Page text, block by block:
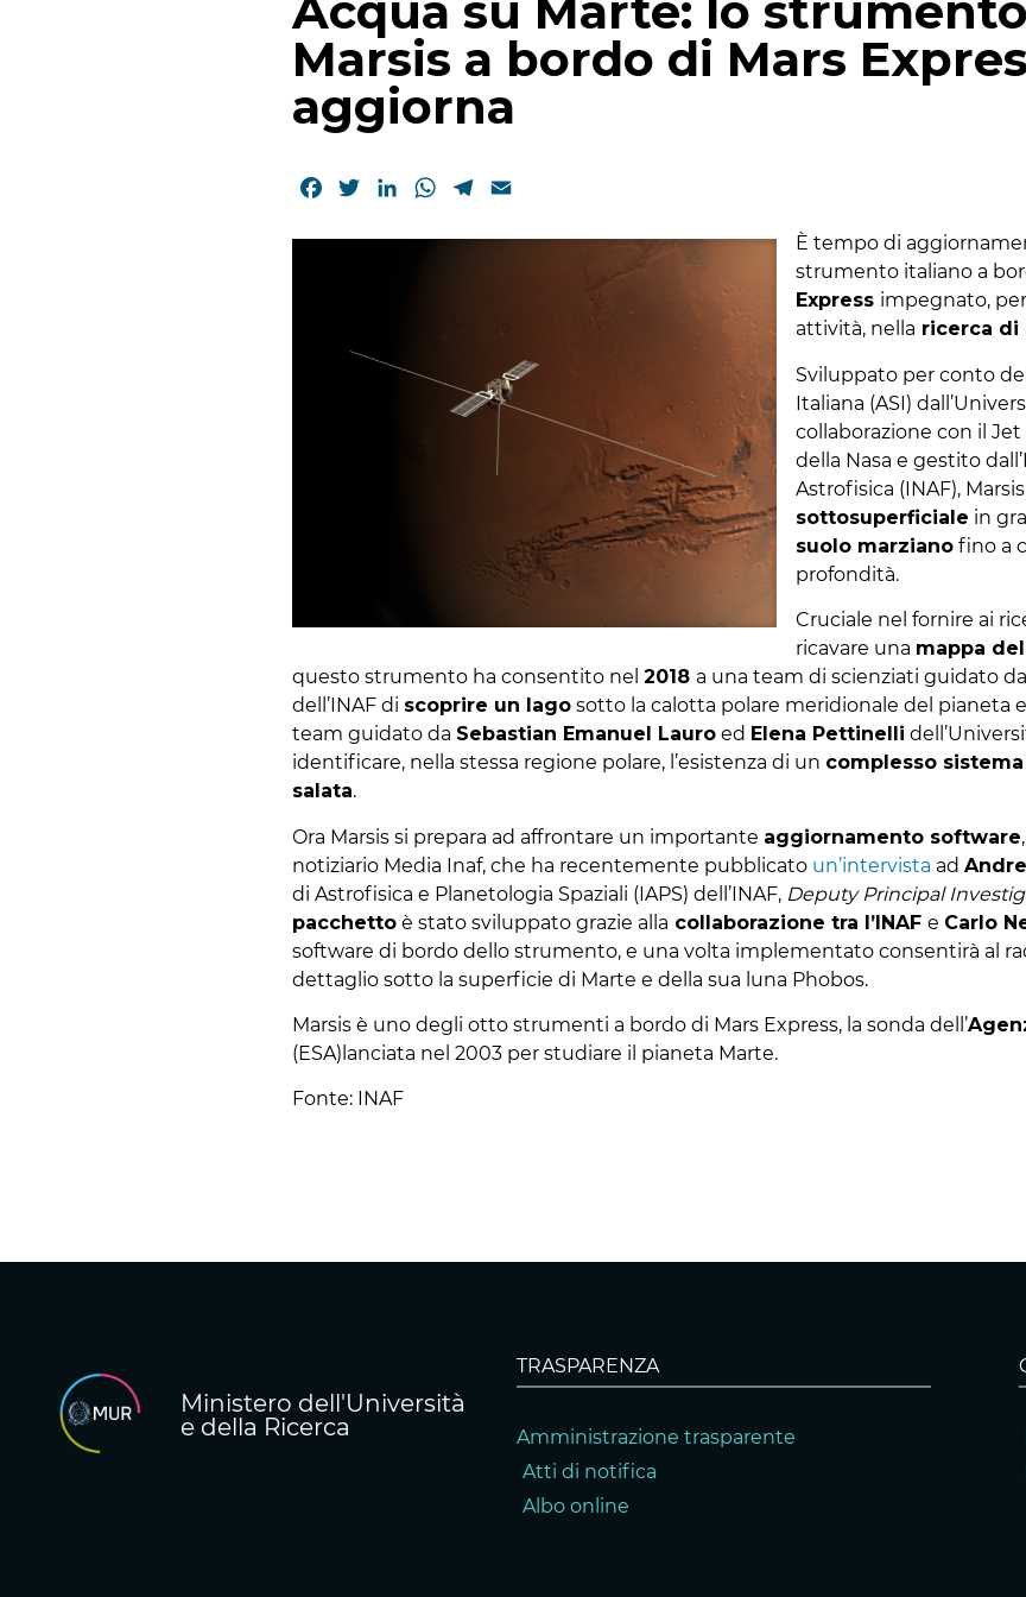
Acqua su Marte: lo
Marsis a bordo di Mars
aggiorna
Facebook
TwitterLinkedInWhatsApp
Telegram
È tempo di
strumento italiano a
Express impegnato,
attività, nella ricerca di
Sviluppato per conto
Italiana (ASI)
collaborazione con il
della Nasa e gestito
Astrofisica (INAF),
sottosuperficiale in
suolo marziano fino a
profondità.
Cruciale nel fornire ai
ricavare una mappa
questo strumento ha consentito nel2018 a una team di scienziati guidato da
dell’INAF di scoprire un lago sotto la calotta polare meridionale del pianeta
team guidato da Sebastian Emanuel Lauro ed Elena Pettinelli
identificare, nella stessa regione polare, l’esistenza di un complesso
salata.
Ora Marsis si prepara ad affrontare un importante aggiornamento software
notiziario Media Inaf, che ha recentemente pubblicato un’intervista ad
di Astrofisica e Planetologia Spaziali (IAPS) dell’INAF, Deputy Principal
pacchetto è stato sviluppato grazie alla collaborazione tra l’INAFe Carlo
software di bordo dello strumento, e una volta implementato consentirà al
dettaglio sotto la superficie di Marte e della sua luna Phobos.
Marsis è uno degli otto strumenti a bordo di Mars Express, la sonda dell’
(ESA)lanciata nel 2003 per studiare il pianeta Marte.
Fonte: INAF
Ministero dell'Università
e della Ricerca
TRASPARENZA
Amministrazione trasparente
Atti di notifica
Albo online